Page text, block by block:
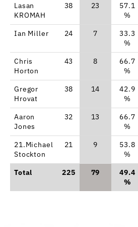
Lasan
KROMAH
38 23
57.1
%
Ian Miller 24 7
33.3
%
Chris
Horton
43 8
66.7
%
Gregor
Hrovat
38 14
42.9
%
Aaron
Jones
32 13
66.7
%
21.Michael
Stockton
21 9
53.8
%
Total 225 79
49.4
%